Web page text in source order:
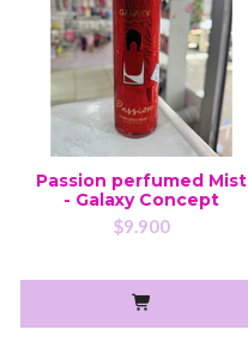
Passion perfumed Mist
- Galaxy Concept
$9.900